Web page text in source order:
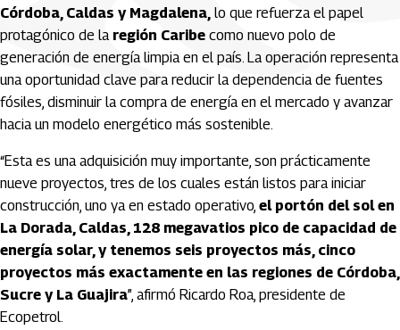
Córdoba, Caldas y Magdalena, lo que refuerza el papel
protagónico de laregión Caribe como nuevo polo de
generación de energía limpia en el país. La operación representa
una oportunidad clave para reducir la dependencia de fuentes
fósiles, disminuir la compra de energía en el mercado y avanzar
hacia un modelo energético más sostenible.
“Esta es una adquisición muy importante, son prácticamente
nueve proyectos, tres de los cuales están listos para iniciar
construcción, uno ya en estado operativo, el portón del sol en
La Dorada, Caldas, 128 megavatios pico de capacidad de
energía solar, y tenemos seis proyectos más, cinco
proyectos más exactamente en las regiones de Córdoba,
Sucre y La Guajira”, afirmó Ricardo Roa, presidente de
Ecopetrol.